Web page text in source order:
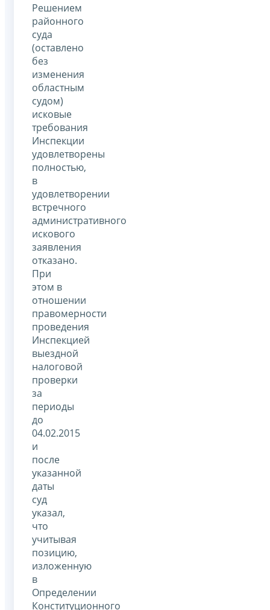
Решением
районного
суда
(оставлено
без
изменения
областным
судом)
исковые
требования
Инспекции
удовлетворены
полностью,
в
удовлетворении
встречного
административного
искового
заявления
отказано.
При
этом в
отношении
правомерности
проведения
Инспекцией
выездной
налоговой
проверки
за
периоды
до
04.02.2015
и
после
указанной
даты
суд
указал,
что
учитывая
позицию,
изложенную
в
Определении
Конституционного